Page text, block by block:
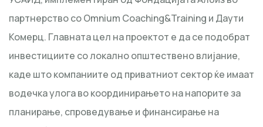
партнерство со Omnium Coaching&Training и Даути
Комерц. Главната цел на проектот е да се подобрат
инвестициите со локално општествено влијание,
каде што компаниите од приватниот сектор ќе имаат
водечка улога во координирањето на напорите за
планирање, спроведување и финансирање на